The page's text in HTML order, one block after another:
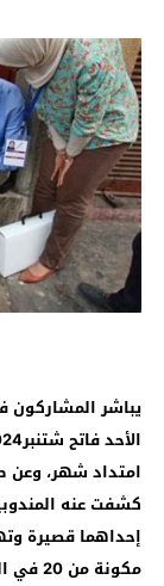
يباشر المشاركون
امتداد شهر، وعن
كشفت عنه
إحداهما قصيرة
مكونة من 20 في المائة من الأسر.